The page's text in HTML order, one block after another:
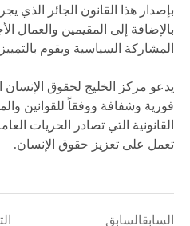
بإصدار هذا القانون الجائر الذي
بالإضافة إلى المقيمين
المشاركة السياسية ويقوم بالتمييز
يدعو مركز الخليج لحقوق الإنسان
فورية وشفافة ووفقاً للقوانين
القانونية التي تصادر الحريات
تعمل على تعزيز حقوق الإنسان.
السابقالسابق